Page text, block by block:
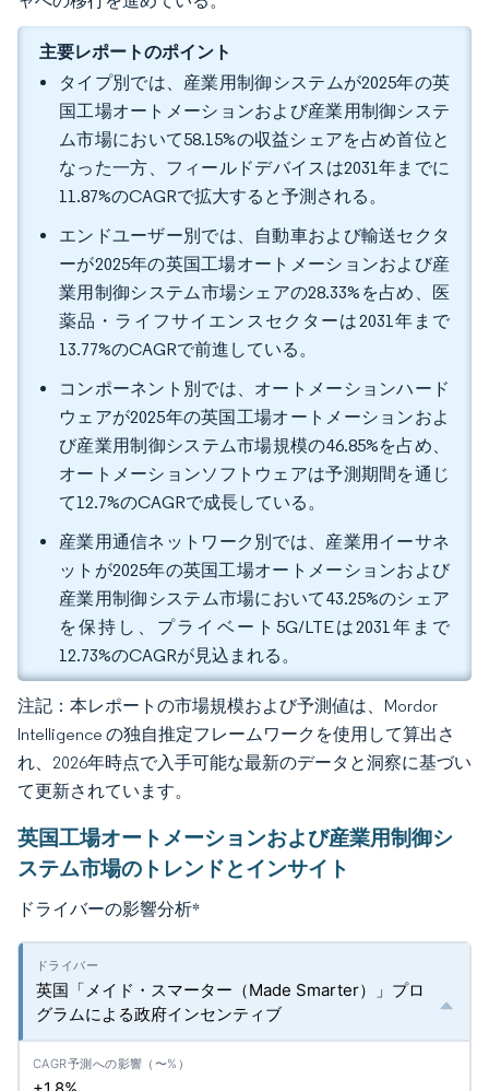
主要レポートのポイント
タイプ別では、産業用制御システムが2025年の英
国工場オートメーションおよび産業用制御システ
ム市場において58.15%の収益シェアを占め首位と
なった一方、フィールドデバイスは2031年までに
11.87%のCAGRで拡大すると予測される。
エンドユーザー別では、自動車および輸送セクタ
ーが2025年の英国工場オートメーションおよび産
業用制御システム市場シェアの28.33%を占め、医
薬品・ライフサイエンスセクターは2031年まで
13.77%のCAGRで前進している。
コンポーネント別では、オートメーションハード
ウェアが2025年の英国工場オートメーションおよ
び産業用制御システム市場規模の46.85%を占め、
オートメーションソフトウェアは予測期間を通じ
て12.7%のCAGRで成長している。
産業用通信ネットワーク別では、産業用イーサネ
ットが2025年の英国工場オートメーションおよび
産業用制御システム市場において43.25%のシェア
を保持し、プライベート5G/LTEは2031年まで
12.73%のCAGRが見込まれる。
注記：本レポートの市場規模および予測値は、Mordor
Intelligence の独自推定フレームワークを使用して算出さ
れ、2026年時点で入手可能な最新のデータと洞察に基づい
て更新されています。
英国工場オートメーションおよび産業用制御シ
ステム市場のトレンドとインサイト
ドライバーの影響分析*
英国「メイド・スマーター（Made Smarter）」プロ
グラムによる政府インセンティブ